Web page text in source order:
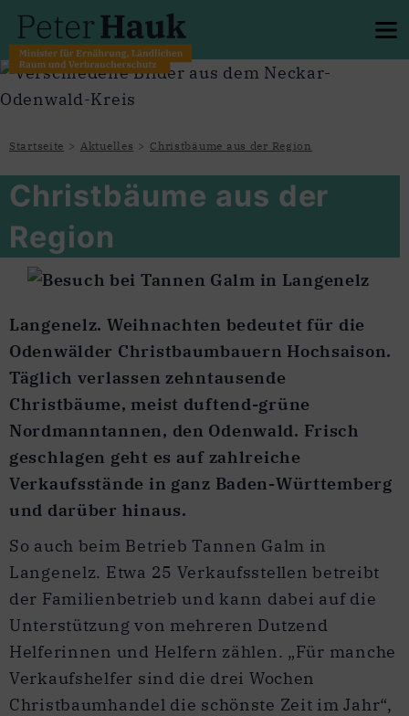
Startseite Aktuelles Christbäume aus der Region
Christbäume aus der
Region
Langenelz. Weihnachten bedeutet für die
Odenwälder Christbaumbauern Hochsaison.
Täglich verlassen zehntausende
Christbäume, meist duftend-grüne
Nordmanntannen, den Odenwald. Frisch
geschlagen geht es auf zahlreiche
Verkaufsstände in ganz Baden-Württemberg
und darüber hinaus.
So auch beim Betrieb Tannen Galm in
Langenelz. Etwa 25 Verkaufsstellen betreibt
der Familienbetrieb und kann dabei auf die
Unterstützung von mehreren Dutzend
Helferinnen und Helfern zählen. „Für manche
Verkaufshelfer sind die drei Wochen
Christbaumhandel die schönste Zeit im Jahr“,